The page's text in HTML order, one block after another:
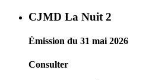
CJMD La Nuit 2
Émission du 31 mai 2026
Consulter